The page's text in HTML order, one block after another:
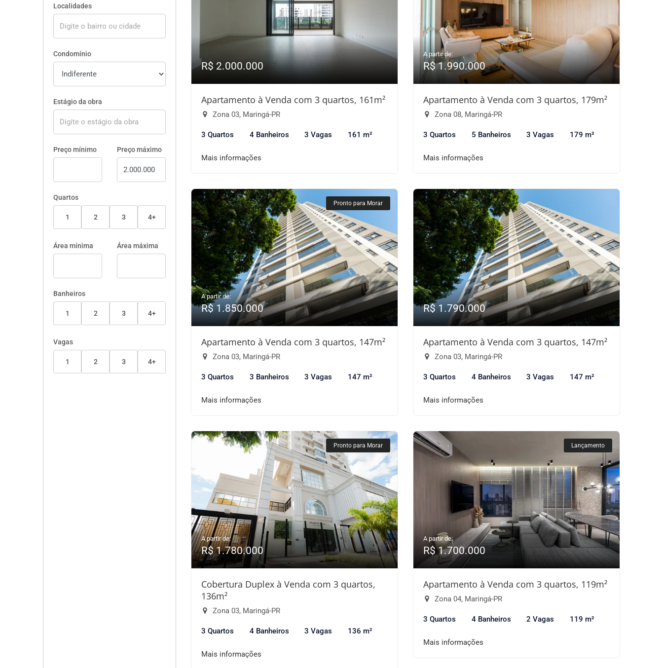
Localidades
Condomínio
Estágio da obra
Preço mínimo Preço máximo
Quartos
1 2 3 4+
Área mínima Área máxima
Banheiros
1 2 3 4+
Vagas
1 2 3 4+
R$ 2.000.000
Apartamento à Venda com 3 quartos, 161m²
Zona 03, Maringá-PR
3 Quartos 4 Banheiros 3 Vagas 161 m²
Mais informações
A partir de:
R$ 1.990.000
Apartamento à Venda com 3 quartos, 179m²
Zona 08, Maringá-PR
3 Quartos 5 Banheiros 3 Vagas 179 m²
Mais informações
Pronto para Morar
A partir de:
R$ 1.850.000
Apartamento à Venda com 3 quartos, 147m²
Zona 03, Maringá-PR
3 Quartos 3 Banheiros 3 Vagas 147 m²
Mais informações
R$ 1.790.000
Apartamento à Venda com 3 quartos, 147m²
Zona 03, Maringá-PR
3 Quartos 4 Banheiros 3 Vagas 147 m²
Mais informações
Pronto para Morar
A partir de:
R$ 1.780.000
Cobertura Duplex à Venda com 3 quartos,
136m²
Zona 03, Maringá-PR
3 Quartos 4 Banheiros 3 Vagas 136 m²
Mais informações
Lançamento
A partir de:
R$ 1.700.000
Apartamento à Venda com 3 quartos, 119m²
Zona 04, Maringá-PR
3 Quartos 4 Banheiros 2 Vagas 119 m²
Mais informações